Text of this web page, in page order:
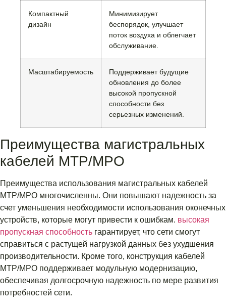
Компактный
дизайн
Минимизирует
беспорядок, улучшает
поток воздуха и облегчает
обслуживание.
Масштабируемость
Поддерживает будущие
обновления до более
высокой пропускной
способности без
серьезных изменений.
Преимущества магистральных
кабелей MTP/MPO
Преимущества использования магистральных кабелей
MTP/MPO многочисленны. Они повышают надежность за
счет уменьшения необходимости использования оконечных
устройств, которые могут привести к ошибкам. высокая
пропускная способность гарантирует, что сети смогут
справиться с растущей нагрузкой данных без ухудшения
производительности. Кроме того, конструкция кабелей
MTP/MPO поддерживает модульную модернизацию,
обеспечивая долгосрочную надежность по мере развития
потребностей сети.